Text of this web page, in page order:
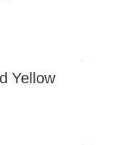
Yellow